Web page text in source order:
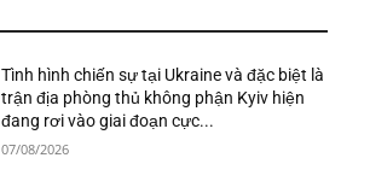
Tình hình chiến sự tại Ukraine và đặc biệt là
trận địa phòng thủ không phận Kyiv hiện
đang rơi vào giai đoạn cực...
07/08/2026